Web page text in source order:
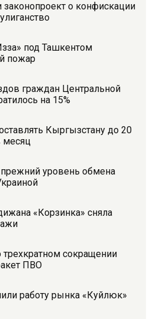
о конфискации
под Ташкентом
пожар
граждан Центральной
на 15%
Кыргызстану до 20
месяц
уровень обмена
«Корзинка» сняла
трехкратном сокращении
ПВО
работу рынка «Куйлюк»